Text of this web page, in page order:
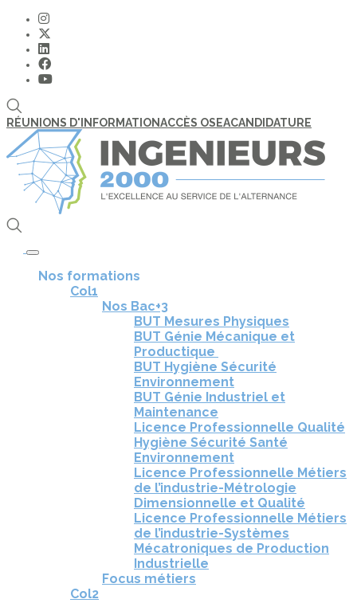
RÉUNIONS D'INFORMATIONACCÈS OSEACANDIDATURE
Toggle navigation
Nos formations
Col1
Nos Bac+3
BUT Mesures Physiques
BUT Génie Mécanique et
Productique
BUT Hygiène Sécurité
Environnement
BUT Génie Industriel et
Maintenance
Licence Professionnelle Qualité
Hygiène Sécurité Santé
Environnement
Licence Professionnelle Métiers
de l’industrie-Métrologie
Dimensionnelle et Qualité
Licence Professionnelle Métiers
de l’industrie-Systèmes
Mécatroniques de Production
Industrielle
Focus métiers
Col2